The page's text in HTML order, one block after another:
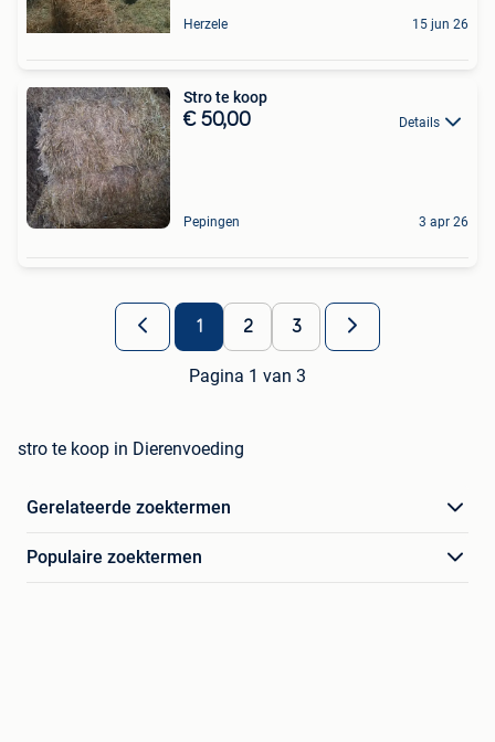
Herzele 15 jun 26
Stro te koop
€ 50,00 Details
Pepingen 3 apr 26
1 2 3
Pagina 1 van 3
stro te koop in Dierenvoeding
Gerelateerde zoektermen
Populaire zoektermen